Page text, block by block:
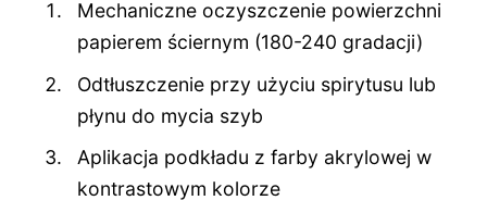
Mechaniczne oczyszczenie powierzchni
papierem ściernym (180-240 gradacji)
Odtłuszczenie przy użyciu spirytusu lub
płynu do mycia szyb
Aplikacja podkładu z farby akrylowej w
kontrastowym kolorze